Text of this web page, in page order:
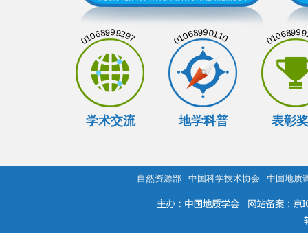
01068999397
学术交流
01068990110
地学科普 表彰
自然资源部 中国科学技术协会 中国地质